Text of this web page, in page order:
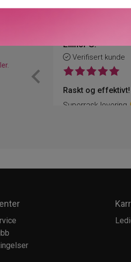
Ellinor S.
Verifisert kunde
Raskt og effektivt!
Superrask levering